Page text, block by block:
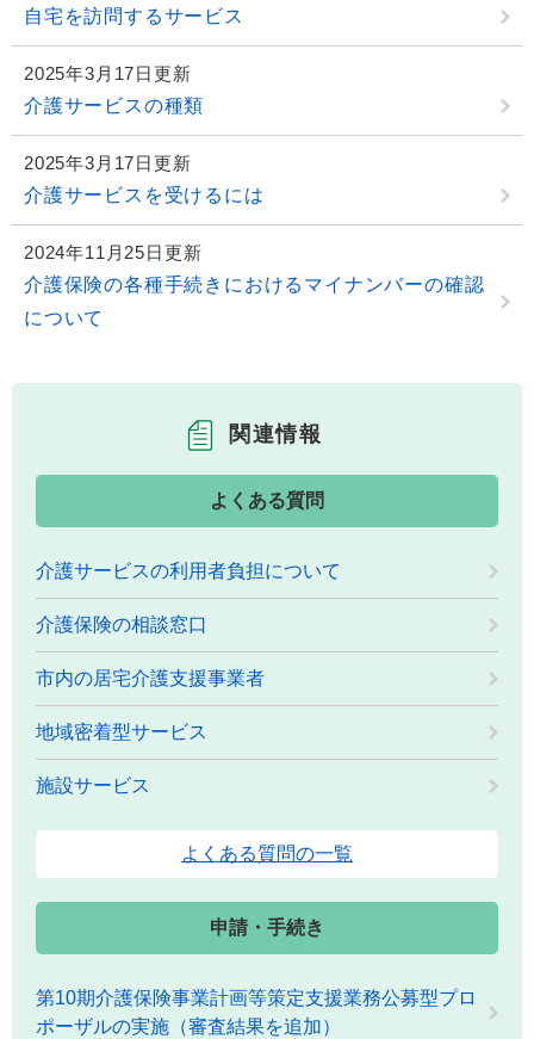
自宅を訪問するサービス
2025年3月17日更新
介護サービスの種類
2025年3月17日更新
介護サービスを受けるには
2024年11月25日更新
介護保険の各種手続きにおけるマイナンバーの確認
について
関連情報
よくある質問
介護サービスの利用者負担について
介護保険の相談窓口
市内の居宅介護支援事業者
地域密着型サービス
施設サービス
よくある質問の一覧
申請・手続き
第10期介護保険事業計画等策定支援業務公募型プロ
ポーザルの実施（審査結果を追加）